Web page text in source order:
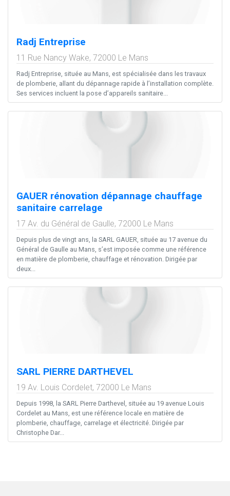
Radj Entreprise
11 Rue Nancy Wake, 72000 Le Mans
Radj Entreprise, située au Mans, est spécialisée dans les travaux
de plomberie, allant du dépannage rapide à l’installation complète.
Ses services incluent la pose d’appareils sanitaire...
GAUER rénovation dépannage chauffage
sanitaire carrelage
17 Av. du Général de Gaulle, 72000 Le Mans
Depuis plus de vingt ans, la SARL GAUER, située au 17 avenue du
Général de Gaulle au Mans, s’est imposée comme une référence
en matière de plomberie, chauffage et rénovation. Dirigée par
deux...
SARL PIERRE DARTHEVEL
19 Av. Louis Cordelet, 72000 Le Mans
Depuis 1998, la SARL Pierre Darthevel, située au 19 avenue Louis
Cordelet au Mans, est une référence locale en matière de
plomberie, chauffage, carrelage et électricité. Dirigée par
Christophe Dar...